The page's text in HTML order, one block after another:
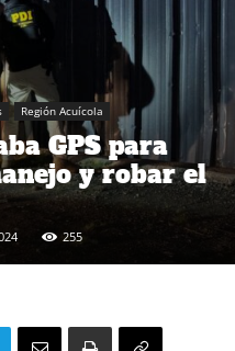
Región Acuícola
GPS para
y robar el
255